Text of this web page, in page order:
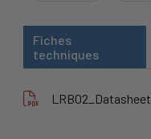
Fiches
techniques
LRB02_Datasheet